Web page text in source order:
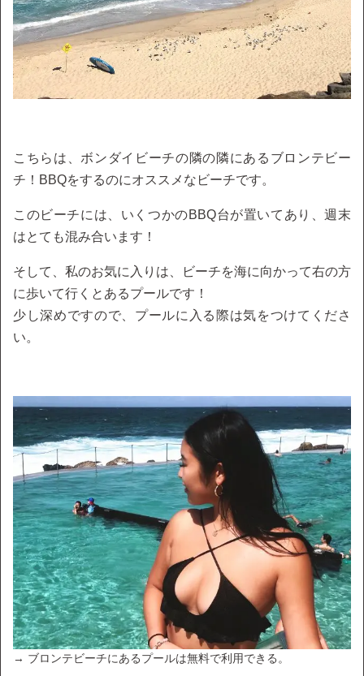
こちらは、ボンダイビーチの隣の隣にあるブロンテビー
チ！BBQをするのにオススメなビーチです。
このビーチには、いくつかのBBQ台が置いてあり、週末
はとても混み合います！
そして、私のお気に入りは、ビーチを海に向かって右の方
に歩いて行くとあるプールです！
少し深めですので、プールに入る際は気をつけてくださ
い。
→ ブロンテビーチにあるプールは無料で利用できる。